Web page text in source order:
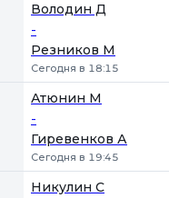
Володин Д
-
Резников М
Сегодня в 18:15
Атюнин М
-
Гиревенков А
Сегодня в 19:45
Никулин С